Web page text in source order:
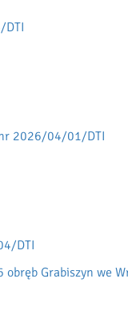
DTI
nr 2026/04/01/DTI
DTI
Grabiszyn we